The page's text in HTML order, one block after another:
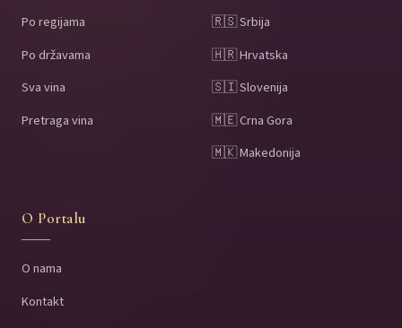
Po regijama
Po državama
Sva vina
Pretraga vina
🇷🇸 Srbija
🇭🇷 Hrvatska
🇸🇮 Slovenija
🇲🇪 Crna Gora
🇲🇰 Makedonija
O Portalu
O nama
Kontakt